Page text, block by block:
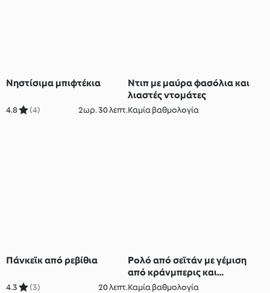
Νηστίσιμα μπιφτέκια
4.8 (4) 2ωρ. 30 λεπτ.
Ντιπ με μαύρα φασόλια και
λιαστές ντομάτες
Καμία βαθμολογία
Πάνκεϊκ από ρεβίθια
4.3 (3) 20 λεπτ.
Ρολό από σεϊτάν με γέμιση
από κράνμπερις και
σάλτσα gravy βέγκαν
Καμία βαθμολογία